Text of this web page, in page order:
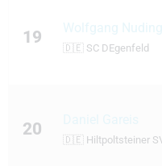
19 Wolfgang Nuding
🇩🇪 SC DEgenfeld
20
🇩🇪 Hiltpoltsteiner